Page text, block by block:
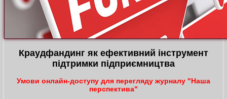
Краудфандинг як ефективний інструмент
підтримки підприємництва
Умови онлайн-доступу для перегляду журналу "Наша
перспектива"